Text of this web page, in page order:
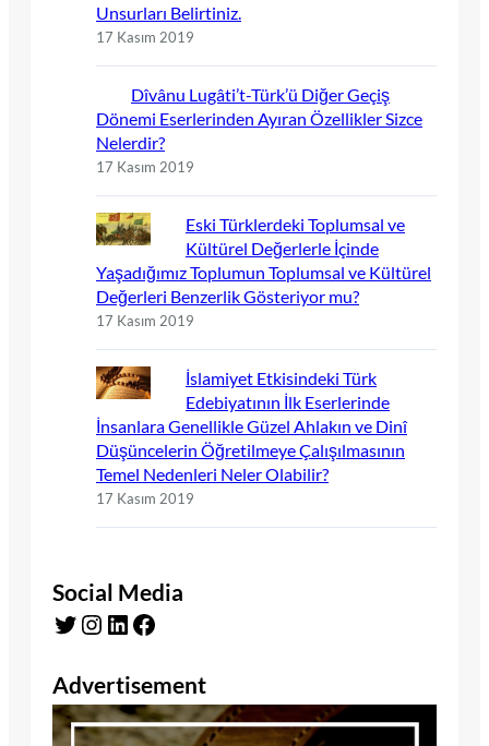
Unsurları Belirtiniz.
17 Kasım 2019
Dîvânu Lugâti’t-Türk’ü Diğer Geçiş
Dönemi Eserlerinden Ayıran Özellikler Sizce
Nelerdir?
17 Kasım 2019
Eski Türklerdeki Toplumsal ve
Kültürel Değerlerle İçinde
Yaşadığımız Toplumun Toplumsal ve Kültürel
Değerleri Benzerlik Gösteriyor mu?
17 Kasım 2019
İslamiyet Etkisindeki Türk
Edebiyatının İlk Eserlerinde
İnsanlara Genellikle Güzel Ahlakın ve Dinî
Düşüncelerin Öğretilmeye Çalışılmasının
Temel Nedenleri Neler Olabilir?
17 Kasım 2019
Social Media
Twitter Instagram LinkedIn Facebook
Advertisement